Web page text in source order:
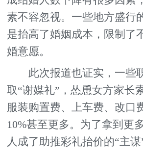
素不容忽视。一些地方盛行
是抬高了婚姻成本，限制了
婚意愿。
此次报道也证实，一些
取“谢媒礼”，怂恿女方家长
服装购置费、上车费、改口
10%甚至更多。为了拿到更
人成了助推彩礼抬价的“主谋